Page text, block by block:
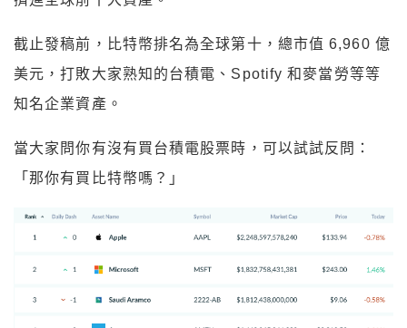
截止發稿前，比特幣排名為全球第十，總市值 6,960 億
美元，打敗大家熟知的台積電、Spotify 和麥當勞等等
知名企業資產。
當大家問你有沒有買台積電股票時，可以試試反問：
「那你有買比特幣嗎？」